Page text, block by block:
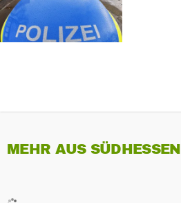
MEHR AUS SÜDHESSEN